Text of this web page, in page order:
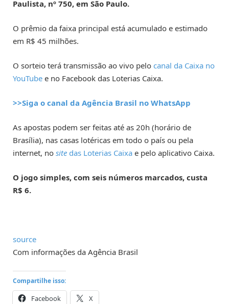
Paulista, nº 750, em São Paulo.
O prêmio da faixa principal está acumulado e estimado
em R$ 45 milhões.
O sorteio terá transmissão ao vivo pelo canal da Caixa no
YouTube e no Facebook das Loterias Caixa.
>>Siga o canal da Agência Brasil no WhatsApp
As apostas podem ser feitas até as 20h (horário de
Brasília), nas casas lotéricas em todo o país ou pela
internet, no site das Loterias Caixa e pelo aplicativo Caixa.
O jogo simples, com seis números marcados, custa
R$ 6.
source
Com informações da Agência Brasil
Compartilhe isso:
Facebook X